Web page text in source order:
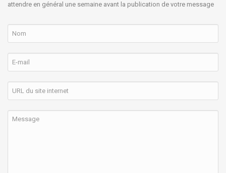
attendre en général une semaine avant la publication de votre message